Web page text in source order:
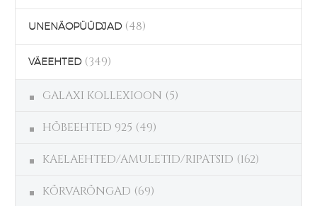
UNENÄOPÜÜDJAD (48)
VÄEEHTED (349)
GALAXI KOLLEXIOON (5)
HÕBEEHTED 925 (49)
KAELAEHTED/AMULETID/RIPATSID (162)
KÕRVARÕNGAD (69)